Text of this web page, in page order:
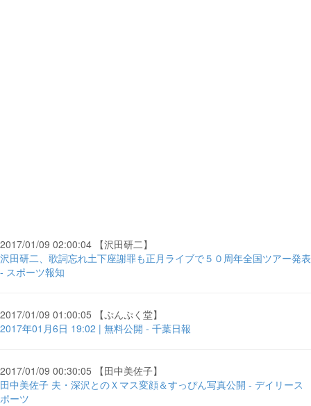
2017/01/09 02:00:04 【沢田研二】
沢田研二、歌詞忘れ土下座謝罪も正月ライブで５０周年全国ツアー発表
- スポーツ報知
2017/01/09 01:00:05 【ぷんぷく堂】
2017年01月6日 19:02 | 無料公開 - 千葉日報
2017/01/09 00:30:05 【田中美佐子】
田中美佐子 夫・深沢とのＸマス変顔＆すっぴん写真公開 - デイリース
ポーツ